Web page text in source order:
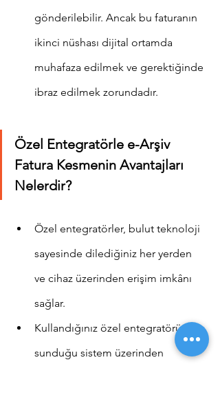
gönderilebilir. Ancak bu faturanın
ikinci nüshası dijital ortamda
muhafaza edilmek ve gerektiğinde
ibraz edilmek zorundadır.
Özel Entegratörle e-Arşiv
Fatura Kesmenin Avantajları
Nelerdir?
Özel entegratörler, bulut teknoloji
sayesinde dilediğiniz her yerden
ve cihaz üzerinden erişim imkânı
sağlar.
Kullandığınız özel entegratörün
sunduğu sistem üzerinden